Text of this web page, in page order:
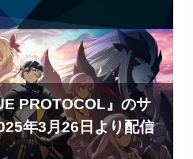
PROTOCOL』のサ
年3月26日より配信